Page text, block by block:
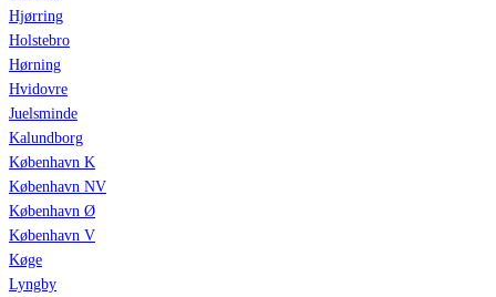
Hjørring
Holstebro
Hørning
Hvidovre
Juelsminde
Kalundborg
København K
København NV
København Ø
København V
Køge
Lyngby